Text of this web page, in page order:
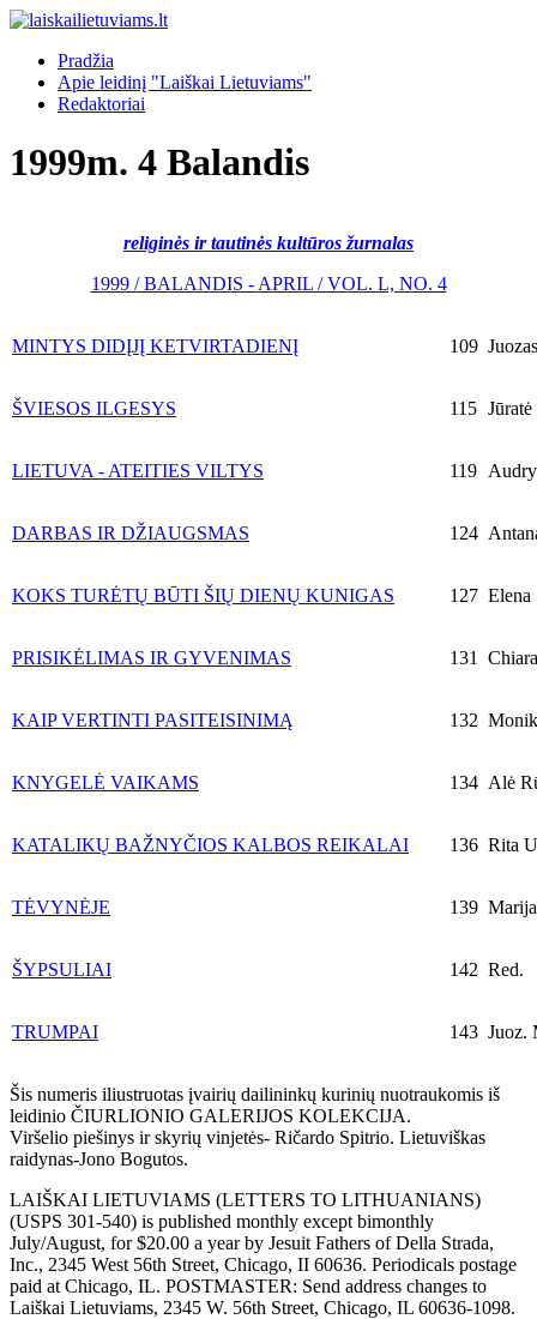
Pradžia
Apie leidinį "Laiškai Lietuviams"
Redaktoriai
1999m. 4 Balandis
religinės ir tautinės kultūros žurnalas
1999 / BALANDIS - APRIL / VOL. L, NO. 4
MINTYS DIDĮJĮ KETVIRTADIENĮ 109
ŠVIESOS ILGESYS 115
LIETUVA - ATEITIES VILTYS 119
DARBAS IR DŽIAUGSMAS 124
KOKS TURĖTŲ BŪTI ŠIŲ DIENŲ KUNIGAS 127 Elena
PRISIKĖLIMAS IR GYVENIMAS 131
KAIP VERTINTI PASITEISINIMĄ 132
KNYGELĖ VAIKAMS 134 Alė
KATALIKŲ BAŽNYČIOS KALBOS REIKALAI 136 Rita
TĖVYNĖJE 139
ŠYPSULIAI 142 Red.
TRUMPAI 143 Juoz.
Šis numeris iliustruotas įvairių dailininkų kurinių nuotraukomis iš
leidinio ČIURLIONIO GALERIJOS KOLEKCIJA.
Viršelio piešinys ir skyrių vinjetės- Ričardo Spitrio. Lietuviškas
raidynas-Jono Bogutos.
LAIŠKAI LIETUVIAMS (LETTERS TO LITHUANIANS)
(USPS 301-540) is published monthly except bimonthly
July/August, for $20.00 a year by Jesuit Fathers of Della Strada,
Inc., 2345 West 56th Street, Chicago, II 60636. Periodicals postage
paid at Chicago, IL. POSTMASTER: Send address changes to
Laiškai Lietuviams, 2345 W. 56th Street, Chicago, IL 60636-1098.